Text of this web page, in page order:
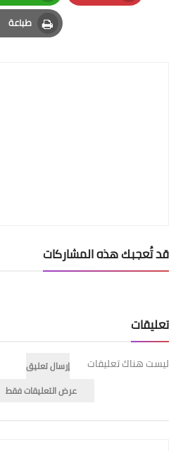
Pinterest
Whatsapp
طباعة
Print
قد تُعجبك هذه المشاركات
تعليقات
ليست هناك تعليقات
إرسال تعليق
عرض التعليقات فقط